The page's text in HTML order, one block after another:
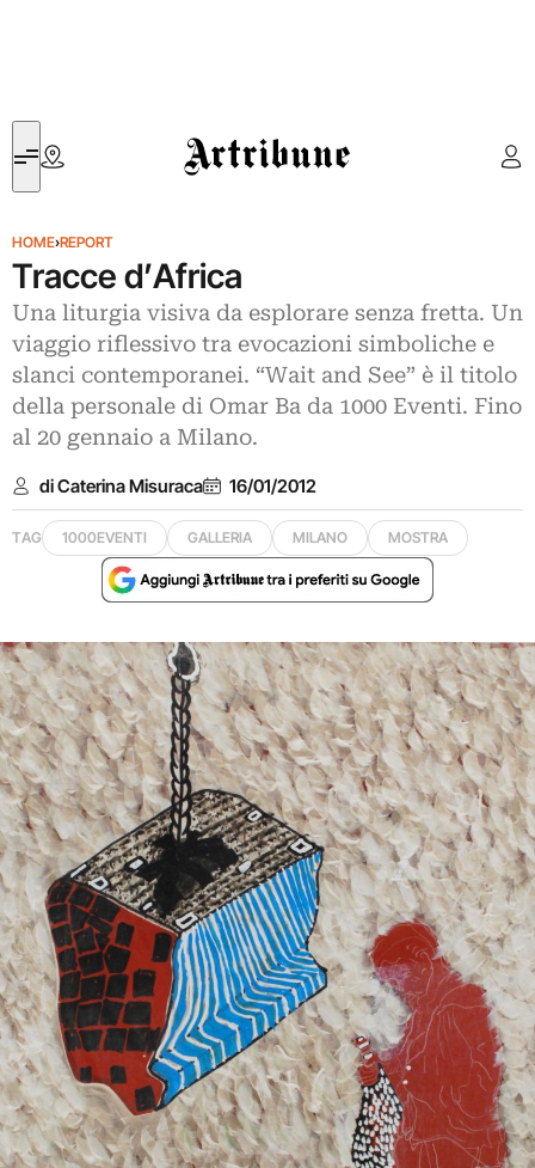
Artribune
HOME›REPORT
Tracce d’Africa
Una liturgia visiva da esplorare senza fretta. Un
viaggio riflessivo tra evocazioni simboliche e
slanci contemporanei. “Wait and See” è il titolo
della personale di Omar Ba da 1000 Eventi. Fino
al 20 gennaio a Milano.
di Caterina Misuraca 16/01/2012
TAG 1000EVENTI GALLERIA MILANO MOSTRA